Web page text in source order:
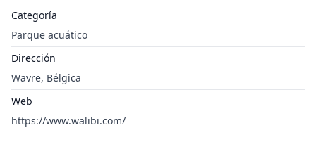
Categoría
Parque acuático
Dirección
Wavre, Bélgica
Web
https://www.walibi.com/